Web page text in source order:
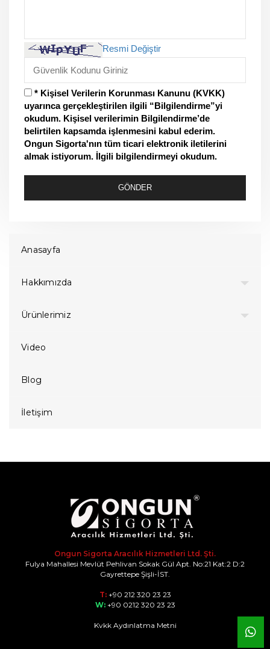
Resmi Değiştir
* Kişisel Verilerin Korunması Kanunu (KVKK)
uyarınca gerçekleştirilen ilgili “Bilgilendirme”yi
okudum. Kişisel verilerimin Bilgilendirme’de
belirtilen kapsamda işlenmesini kabul ederim.
Ongun Sigorta'nın tüm ticari elektronik iletilerini
almak istiyorum. İlgili bilgilendirmeyi okudum.
GÖNDER
Anasayfa
Hakkımızda
Ürünlerimiz
Video
Blog
İletişim
Ongun Sigorta Aracılık Hizmetleri Ltd. Şti.
Fulya Mahallesi Mevlüt Pehlivan Sokak Gül Apt. No:21 Kat:2 D:2
Gayrettepe Şişli-İST.
T:+90 212 320 23 23
W:+90 0212 320 23 23
Kvkk Aydınlatma Metni